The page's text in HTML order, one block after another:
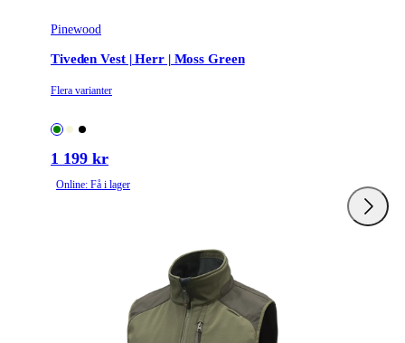
Pinewood
Tiveden Vest | Herr | Moss Green
Flera varianter
1 199 kr
Online: Få i lager